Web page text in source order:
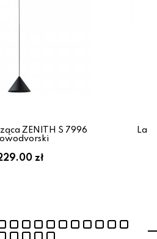
ZENITH S 7996
zł